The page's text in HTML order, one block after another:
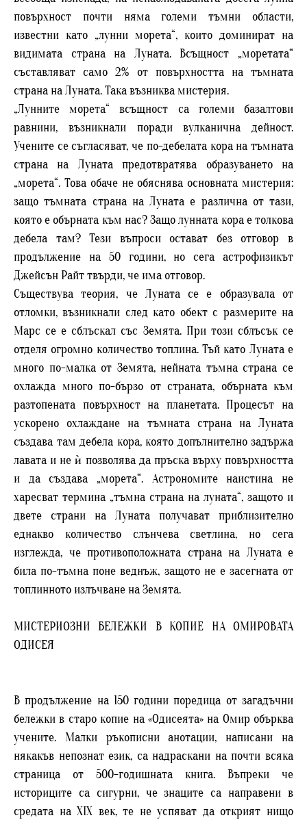
повърхност почти няма големи тъмни области,
известни като „лунни морета“, които доминират на
видимата страна на Луната. Всъщност „моретата“
съставляват само 2% от повърхността на тъмната
страна на Луната. Така възниква мистерия.
„Лунните морета“ всъщност са големи базалтови
равнини, възникнали поради вулканична дейност.
Учените се съгласяват, че по-дебелата кора на тъмната
страна на Луната предотвратява образуването на
„морета“. Това обаче не обяснява основната мистерия:
защо тъмната страна на Луната е различна от тази,
която е обърната към нас? Защо лунната кора е толкова
дебела там? Тези въпроси остават без отговор в
продължение на 50 години, но сега астрофизикът
Джейсън Райт твърди, че има отговор.
Съществува теория, че Луната се е образувала от
отломки, възникнали след като обект с размерите на
Марс се е сблъскал със Земята. При този сблъсък се
отделя огромно количество топлина. Тъй като Луната е
много по-малка от Земята, нейната тъмна страна се
охлажда много по-бързо от страната, обърната към
разтопената повърхност на планетата. Процесът на
ускорено охлаждане на тъмната страна на Луната
създава там дебела кора, която допълнително задържа
лавата и не ѝ позволява да пръска върху повърхността
и да създава „морета“. Астрономите наистина не
харесват термина „тъмна страна на луната“, защото и
двете страни на Луната получават приблизително
еднакво количество слънчева светлина, но сега
изглежда, че противоположната страна на Луната е
била по-тъмна поне веднъж, защото не е засегната от
топлинното излъчване на Земята.
МИСТЕРИОЗНИ БЕЛЕЖКИ В КОПИЕ НА ОМИРОВАТА
ОДИСЕЯ
В продължение на 150 години поредица от загадъчни
бележки в старо копие на «Одисеята» на Омир обърква
учените. Малки ръкописни анотации, написани на
някакъв непознат език, са надраскани на почти всяка
страница от 500-годишната книга. Въпреки че
историците са сигурни, че знаците са направени в
средата на XIX век, те не успяват да открият нищо